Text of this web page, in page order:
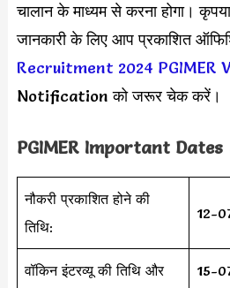
चालान के माध्यम से करना होगा।
जानकारी के लिए आप प्रकाशित
Recruitment 2024 PGIMER
Notification को जरूर चेक करें।
PGIMER Important Dates
नौकरी प्रकाशित होने की
तिथि:
12-
वॉकिन इंटरव्यू की तिथि और
15-